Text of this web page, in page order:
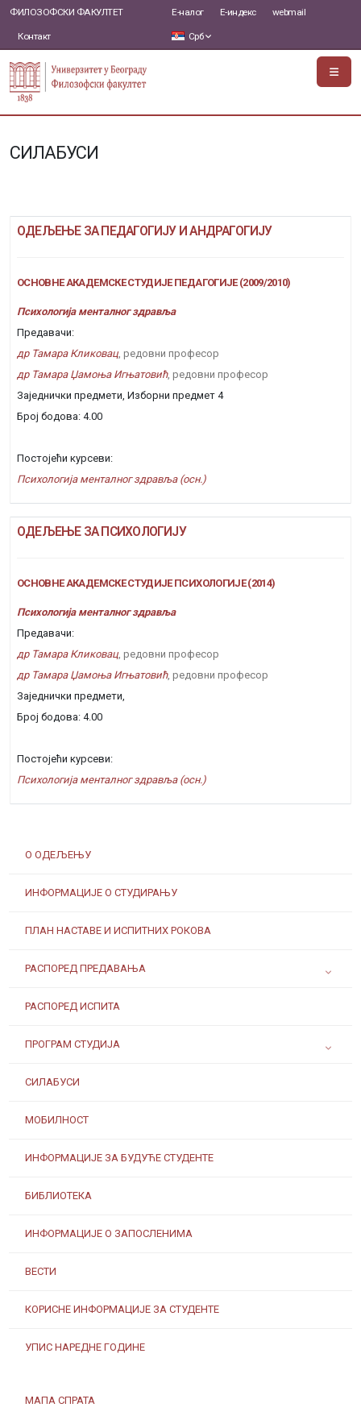
ФИЛОЗОФСКИ ФАКУЛТЕТ
Контакт
Е-налог Е-индекс webmail
Срб
СИЛАБУСИ
О ОДЕЉЕЊУ
ИНФОРМАЦИЈЕ О СТУДИРАЊУ
ПЛАН НАСТАВЕ И ИСПИТНИХ РОКОВА
РАСПОРЕД ПРЕДАВАЊА
РАСПОРЕД ИСПИТА
ПРОГРАМ СТУДИЈА
СИЛАБУСИ
МОБИЛНОСТ
ИНФОРМАЦИЈЕ ЗА БУДУЋЕ СТУДЕНТЕ
БИБЛИОТЕКА
ИНФОРМАЦИЈЕ О ЗАПОСЛЕНИМА
ВЕСТИ
КОРИСНЕ ИНФОРМАЦИЈЕ ЗА СТУДЕНТЕ
УПИС НАРЕДНЕ ГОДИНЕ
МАПА СПРАТА
ОДЕЉЕЊЕ ЗА ПЕДАГОГИЈУ И АНДРАГОГИЈУ
ОСНОВНЕ АКАДЕМСКЕ СТУДИЈЕ ПЕДАГОГИЈЕ (2009/2010)
Психологија менталног здравља
Предавачи:
др Тамара Кликовац, редовни професор
др Тамара Џамоња Игњатовић, редовни професор
Заједнички предмети, Изборни предмет 4
Број бодова: 4.00
Постојећи курсеви:
Психологија менталног здравља (осн.)
ОДЕЉЕЊЕ ЗА ПСИХОЛОГИЈУ
ОСНОВНЕ АКАДЕМСКЕ СТУДИЈЕ ПСИХОЛОГИЈЕ (2014)
Психологија менталног здравља
Предавачи:
др Тамара Кликовац, редовни професор
др Тамара Џамоња Игњатовић, редовни професор
Заједнички предмети,
Број бодова: 4.00
Постојећи курсеви:
Психологија менталног здравља (осн.)